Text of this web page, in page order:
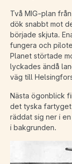
Två MIG-plan
dök snabbt mot
började skjuta.
fungera och
Planet störtade
lyckades ändå
väg till
Nästa ögonblick
det tyska fartyget
räddat sig ner i
i bakgrunden.